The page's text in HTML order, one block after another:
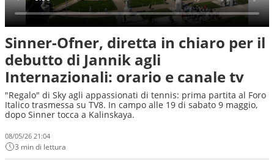
Sinner-Ofner, diretta in chiaro per il
debutto di Jannik agli
Internazionali: orario e canale tv
"Regalo" di Sky agli appassionati di tennis: prima partita al Foro
Italico trasmessa su TV8. In campo alle 19 di sabato 9 maggio,
dopo Sinner tocca a Kalinskaya.
08/05/26 21:04
3 min di lettura